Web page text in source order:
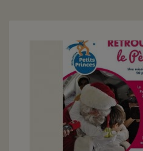
JE DEVIENS
BÉNÉVOLE